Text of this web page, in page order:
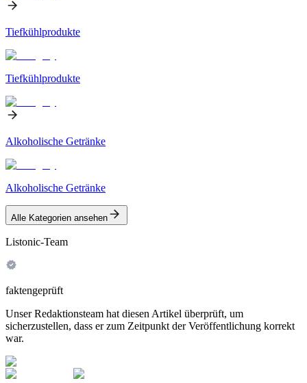
Tiefkühlprodukte
Tiefkühlprodukte
Alkoholische Getränke
Alkoholische Getränke
Alle Kategorien ansehen
Listonic-Team
faktengeprüft
Unser Redaktionsteam hat diesen Artikel überprüft, um
sicherzustellen, dass er zum Zeitpunkt der Veröffentlichung korrekt
war.